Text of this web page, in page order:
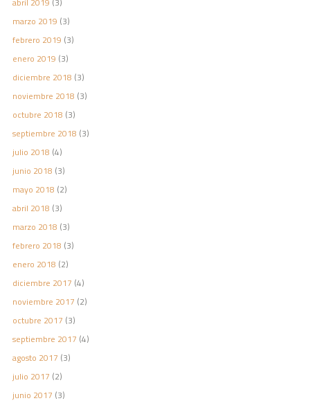
abril 2019 (3)
marzo 2019 (3)
febrero 2019 (3)
enero 2019 (3)
diciembre 2018 (3)
noviembre 2018 (3)
octubre 2018 (3)
septiembre 2018 (3)
julio 2018 (4)
junio 2018 (3)
mayo 2018 (2)
abril 2018 (3)
marzo 2018 (3)
febrero 2018 (3)
enero 2018 (2)
diciembre 2017 (4)
noviembre 2017 (2)
octubre 2017 (3)
septiembre 2017 (4)
agosto 2017 (3)
julio 2017 (2)
junio 2017 (3)